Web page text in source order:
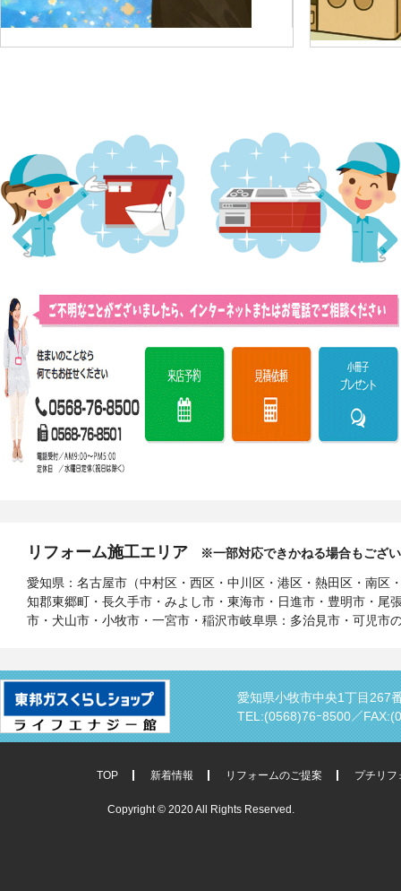
リフォーム施工エリア ※一部対応できかねる場合もござ
愛知県：名古屋市（中村区・西区・中川区・港区・熱田区・南
知郡東郷町・長久手市・みよし市・東海市・日進市・豊明市・
市・犬山市・小牧市・一宮市・稲沢市岐阜県：多治見市・可児市
愛知県小牧市中央1丁目267
TEL:(0568)76ｰ8500／
TOP 新着情報 リフォームのご提案 プチリフ
Copyright © 2020 All Rights Reserved.